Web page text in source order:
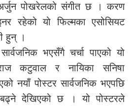
पोखरेलको संगीत छ । करण
रहेको यो फिल्मका एसोसियट
हुन् ।
भएसँगै चर्चा पाएको यो
कटुवाल र नायिका सनिषा
नयाँ पोस्टर सार्वजनिक भएपछि
देखिएको छ । यो पोस्टरले